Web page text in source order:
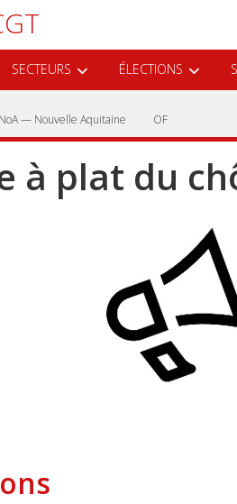
SECTEURS ÉLECTIONS
NoA — Nouvelle Aquitaine OF
à plat du